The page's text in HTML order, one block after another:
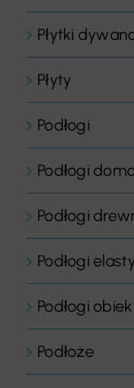
Płytki
Płyty
Podłogi
Podłogi
Podłogi
Podłogi
Podłogi
Podłoże